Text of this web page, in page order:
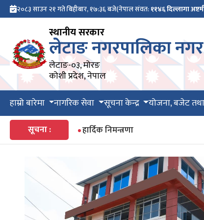
२०८३ साउन २१ गते बिहीबार, १७:३६ बजे(नेपाल संवत:११४६ दिल्लागा
स्थानीय सरकार
लेटाङ नगरपालिका
लेटाङ-०३, मोरङ
कोशी प्रदेश, नेपाल
हाम्रो बारेमा नागरिक सेवा सूचना केन्द्र योजना, बजेट
सूचना : हार्दिक निमन्त्रणा